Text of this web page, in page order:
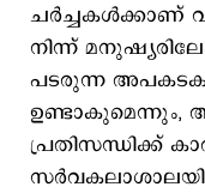
ചർച്ചകൾക്കാണ്
നിന്ന്
പടരുന്ന
പ്രതിസന്ധിക്ക്